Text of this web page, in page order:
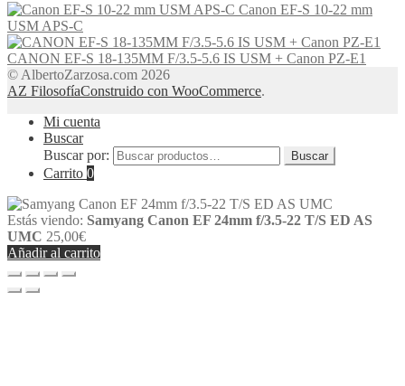
Canon EF-S 10-22 mm
USM APS-C
CANON EF-S 18-135MM F/3.5-5.6 IS USM + Canon PZ-E1
© AlbertoZarzosa.com 2026
AZ FilosofíaConstruido con WooCommerce.
Mi cuenta
Buscar
Buscar por:
Buscar
Carrito 0
Estás viendo: Samyang Canon EF 24mm f/3.5-22 T/S ED AS
UMC 25,00€
Añadir al carrito